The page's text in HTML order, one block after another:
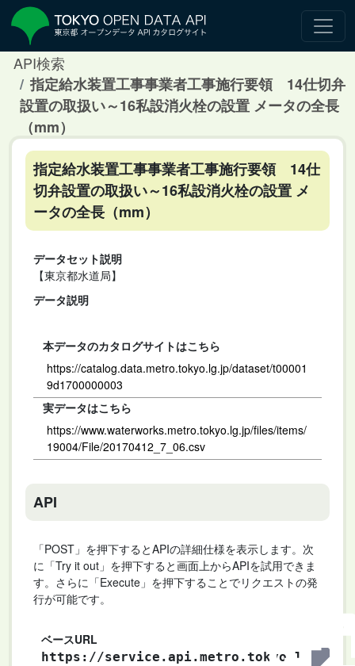
API検索
指定給水装置工事事業者工事施行要領 14仕切弁
設置の取扱い～16私設消火栓の設置 メータの全長
（mm）
指定給水装置工事事業者工事施行要領 14仕
切弁設置の取扱い～16私設消火栓の設置 メ
ータの全長（mm）
データセット説明
【東京都水道局】
データ説明
本データのカタログサイトはこちら
https://catalog.data.metro.tokyo.lg.jp/dataset/t00001
9d1700000003
実データはこちら
https://www.waterworks.metro.tokyo.lg.jp/files/items/
19004/File/20170412_7_06.csv
API
「POST」を押下するとAPIの詳細仕様を表示します。次
に「Try it out」を押下すると画面上からAPIを試用できま
す。さらに「Execute」を押下することでリクエストの発
行が可能です。
ベースURL
https://service.api.metro.tokyo.l